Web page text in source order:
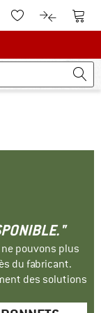
le compte client
Vers la liste
Vers le
pouvons plus
du fabricant.
des solutions